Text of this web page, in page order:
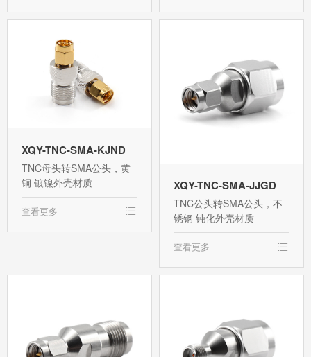
XQY-TNC-SMA-KJND
TNC母头转SMA公头，黄
铜 镀镍外壳材质
查看更多
XQY-TNC-SMA-JJGD
TNC公头转SMA公头，不
锈钢 钝化外壳材质
查看更多